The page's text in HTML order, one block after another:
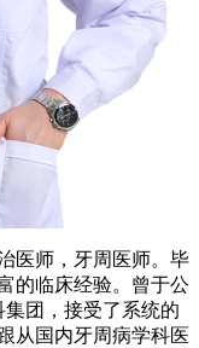
师，牙周医师。毕
的临床经验。曾于公
团，接受了系统的
从国内牙周病学科医